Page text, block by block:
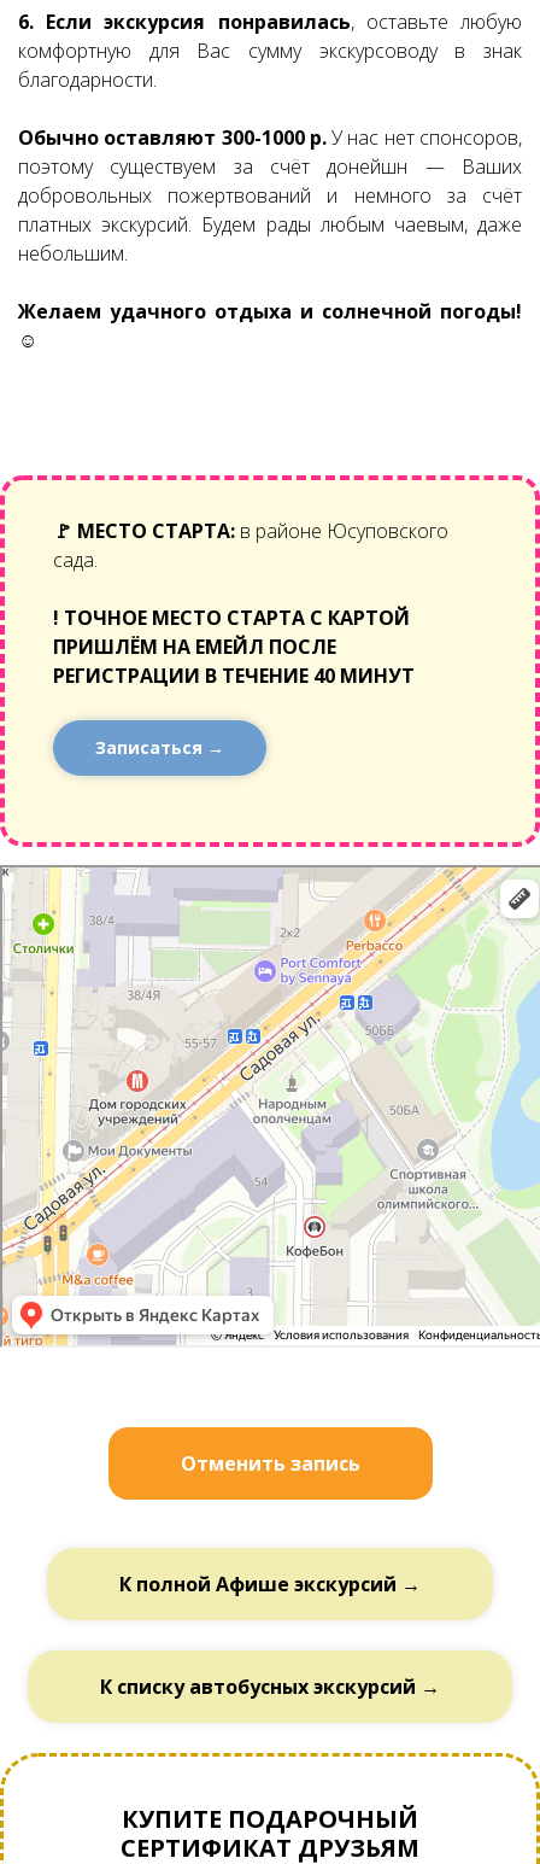
6. Если экскурсия понравилась, оставьте любую
комфортную для Вас сумму экскурсоводу в знак
благодарности.
Обычно оставляют 300-1000 р.У нас нет спонсоров,
поэтому существуем за счёт донейшн — Ваших
добровольных пожертвований и немного за счёт
платных экскурсий. Будем рады любым чаевым, даже
небольшим.
Желаем удачного отдыха и солнечной погоды!
☺
🚩 МЕСТО СТАРТА: в районе Юсуповского
сада.
! ТОЧНОЕ МЕСТО СТАРТА С КАРТОЙ
ПРИШЛЁМ НА ЕМЕЙЛ ПОСЛЕ
РЕГИСТРАЦИИ В ТЕЧЕНИЕ 40 МИНУТ
Записаться →
Санкт‑Петербург
Садовая улица: как доехать на автомобиле, общественным транспортом или
пешком – Яндекс Карты
Отменить запись
К полной Афише экскурсий →
К списку автобусных экскурсий →
КУПИТЕ ПОДАРОЧНЫЙ
СЕРТИФИКАТ ДРУЗЬЯМ